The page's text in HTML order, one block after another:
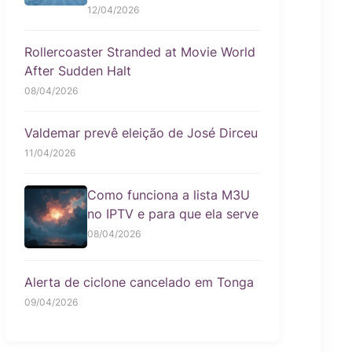
12/04/2026
Rollercoaster Stranded at Movie World
After Sudden Halt
08/04/2026
Valdemar prevê eleição de José Dirceu
11/04/2026
Como funciona a lista M3U
no IPTV e para que ela serve
08/04/2026
Alerta de ciclone cancelado em Tonga
09/04/2026